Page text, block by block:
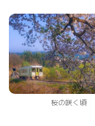
桜の咲く頃